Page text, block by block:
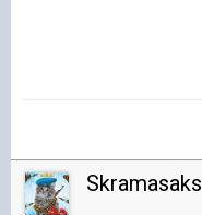
Skramasaks